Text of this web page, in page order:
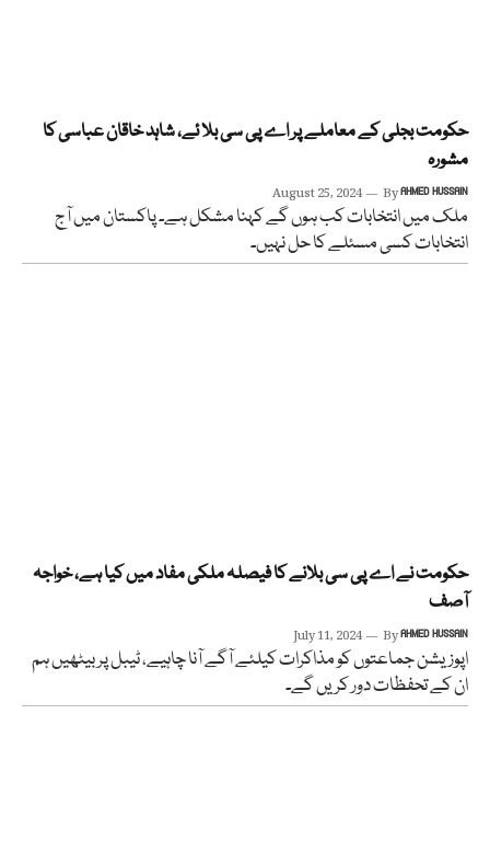
حکومت بجلی کے معاملے پر اے پی سی بلا ئے، شاہد خاقان عباسی کا
مشورہ
August 25, 2024 ByAHMED HUSSAIN
ملک میں انتخابات کب ہوں گے کہنا مشکل ہے۔ پاکستان میں آج
انتخابات کسی مسئلے کا حل نہیں۔
حکومت نے اے پی سی بلانے کا فیصلہ ملکی مفاد میں کیا ہے، خواجہ
آصف
July 11, 2024 ByAHMED HUSSAIN
اپوزیشن جماعتوں کو مذاکرات کیلئے آگے آنا چاہیے، ٹیبل پر بیٹھیں ہم
ان کے تحفظات دور کریں گے۔